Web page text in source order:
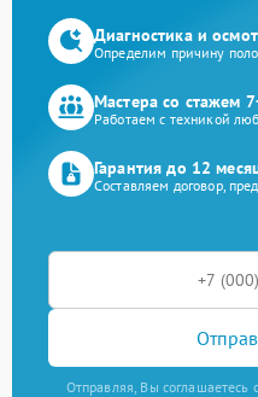
Диагностика и
Определим причину
Мастера со стажем
Работаем с техникой
Гарантия до 12
Составляем договор,
Отправляя, Вы соглашаетесь